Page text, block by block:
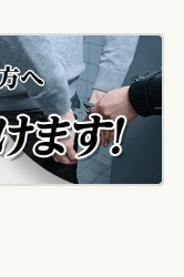
ラオケ店でも盗
した。